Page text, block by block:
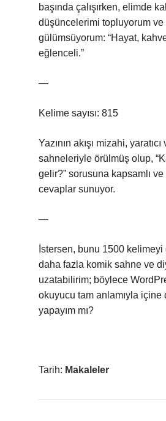
başında çalışırken, elimde
düşüncelerimi topluyorum ve
gülümsüyorum: “Hayat,
eğlenceli.”
—
Kelime sayısı: 815
Yazının akışı mizahi,
sahneleriyle örülmüş olup,
gelir?” sorusuna kapsamlı
cevaplar sunuyor.
—
İstersen, bunu 1500
daha fazla komik sahne ve
uzatabilirim; böylece
okuyucu tam anlamıyla içine
yapayım mı?
Tarih: Makaleler